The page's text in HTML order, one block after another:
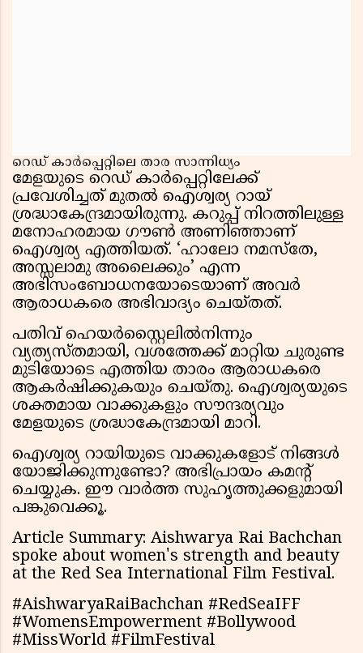
റെഡ് കാർപ്പെറ്റിലെ താര സാന്നിധ്യം
മേളയുടെ റെഡ് കാർപ്പെറ്റിലേക്ക്
പ്രവേശിച്ചത് മുതൽ ഐശ്വര്യ റായ്
ശ്രദ്ധാകേന്ദ്രമായിരുന്നു. കറുപ്പ് നിറത്തിലുള്ള
മനോഹരമായ ഗൗൺ അണിഞ്ഞാണ്
ഐശ്വര്യ എത്തിയത്. ‘ഹാലോ നമസ്തേ,
അസ്സലാമു അലൈക്കും’ എന്ന
അഭിസംബോധനയോടെയാണ് അവർ
ആരാധകരെ അഭിവാദ്യം ചെയ്തത്.
പതിവ് ഹെയർസ്റ്റൈലിൽനിന്നും
വ്യത്യസ്തമായി, വശത്തേക്ക് മാറ്റിയ ചുരുണ്ട
മുടിയോടെ എത്തിയ താരം ആരാധകരെ
ആകർഷിക്കുകയും ചെയ്തു. ഐശ്വര്യയുടെ
ശക്തമായ വാക്കുകളും സൗന്ദര്യവും
മേളയുടെ ശ്രദ്ധാകേന്ദ്രമായി മാറി.
ഐശ്വര്യ റായിയുടെ വാക്കുകളോട് നിങ്ങൾ
യോജിക്കുന്നുണ്ടോ? അഭിപ്രായം കമൻ്റ്
ചെയ്യുക. ഈ വാർത്ത സുഹൃത്തുക്കളുമായി
പങ്കുവെക്കൂ.
Article Summary: Aishwarya Rai Bachchan
spoke about women's strength and beauty
at the Red Sea International Film Festival.
#AishwaryaRaiBachchan #RedSeaIFF
#WomensEmpowerment #Bollywood
#MissWorld #FilmFestival